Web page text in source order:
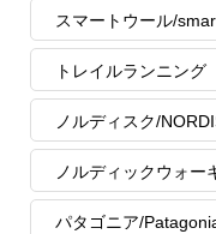
スマートウール/
トレイルランニング
ノルディスク/
ノルディックウォー
パタゴニア/